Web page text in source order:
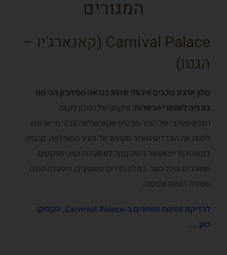
המגורים
Carnival Palace (קאנארג'יו –
הגטו)
מלון ארבע כוכבים איכותי שהוא כנראה הפיתרון הכי נוח
בונציה לשומרי הכשרות. מיקומו של המלון בקצה
הצפון-מערבי של העיר מבטיח שקט ושלווה עבור מי שרוצה
לחוות את הצדדים היותר שקטים של העיר המופלאה. קרבתו
לגטו היהודי מאפשר גישה נוחה למסעדות ומיני מרקטים
שמוכרים אוכל כשר. במלון חדרים משופצים, מסעדה טובה
ואווירה רגועה ונעימה.
לבדיקת זמינות ומחירים ב-Carnival Palace, הקליקו
כאן…